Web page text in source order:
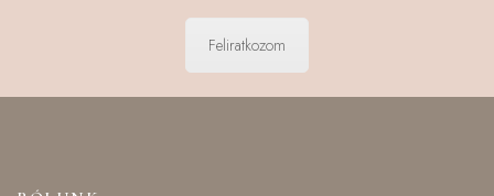
Feliratkozom